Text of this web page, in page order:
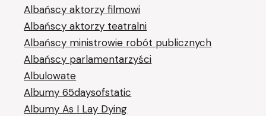
Albańscy aktorzy filmowi
Albańscy aktorzy teatralni
Albańscy ministrowie robót publicznych
Albańscy parlamentarzyści
Albulowate
Albumy 65daysofstatic
Albumy As I Lay Dying